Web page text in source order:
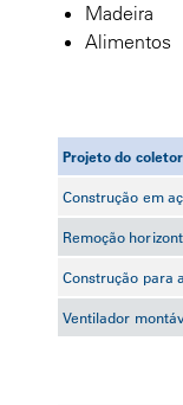
Madeira
Alimentos
Projeto do coletor
Construção em
Remoção
Construção para
Ventilador